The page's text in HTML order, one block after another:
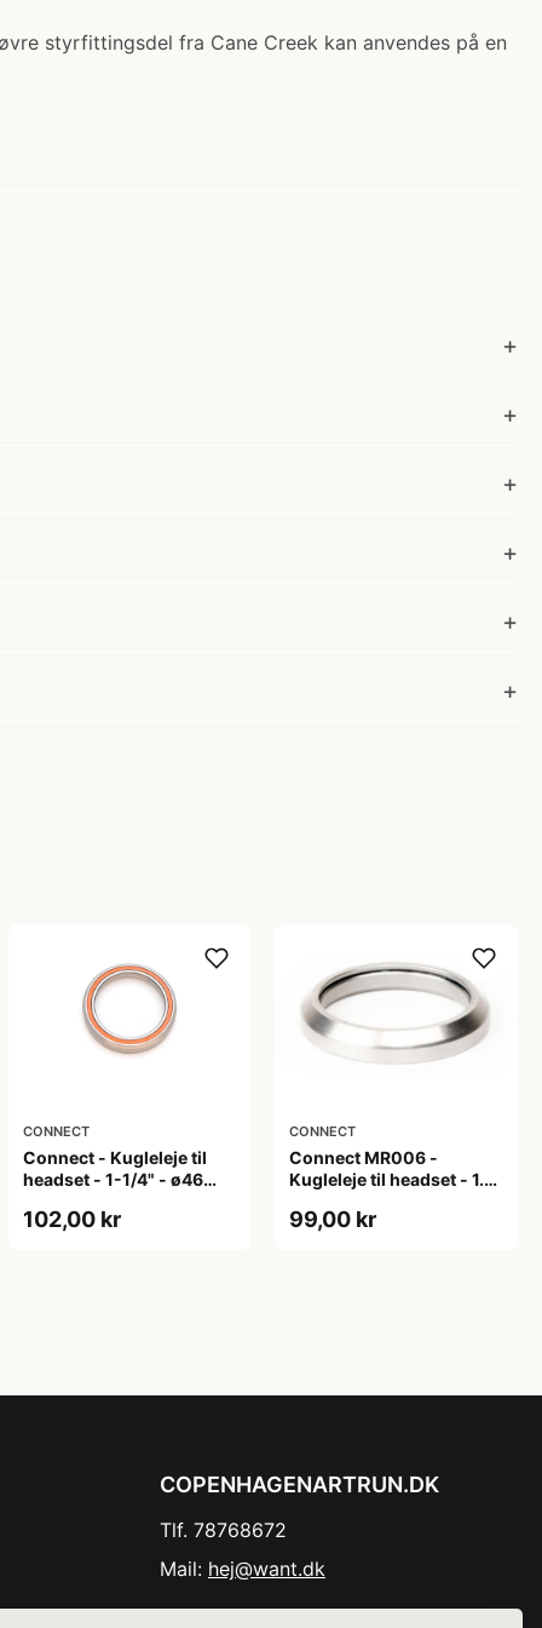
styrfittingsdel fra Cane Creek kan anvendes på en
CONNECT
Connect - Kugleleje til
headset - 1-1/4" - ø46
102,00 kr
CONNECT
Connect MR006 -
Kugleleje til headset - 1.5"
99,00 kr
COPENHAGENARTRUN.DK
Tlf. 78768672
Mail: hej@want.dk